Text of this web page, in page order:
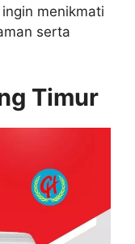
menikmati
serta
Timur